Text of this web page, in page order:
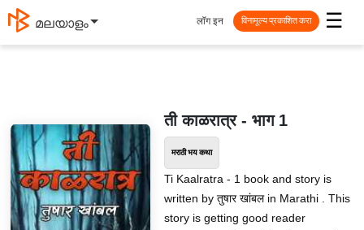
മലയാളം ☰
लॉग इन विनामूल्य प्रकाशित करा
ती काळरात्र - भाग 1
मराठी भय कथा
Ti Kaalratra - 1 book and story is
written by तुषार खांबल in Marathi . This
story is getting good reader